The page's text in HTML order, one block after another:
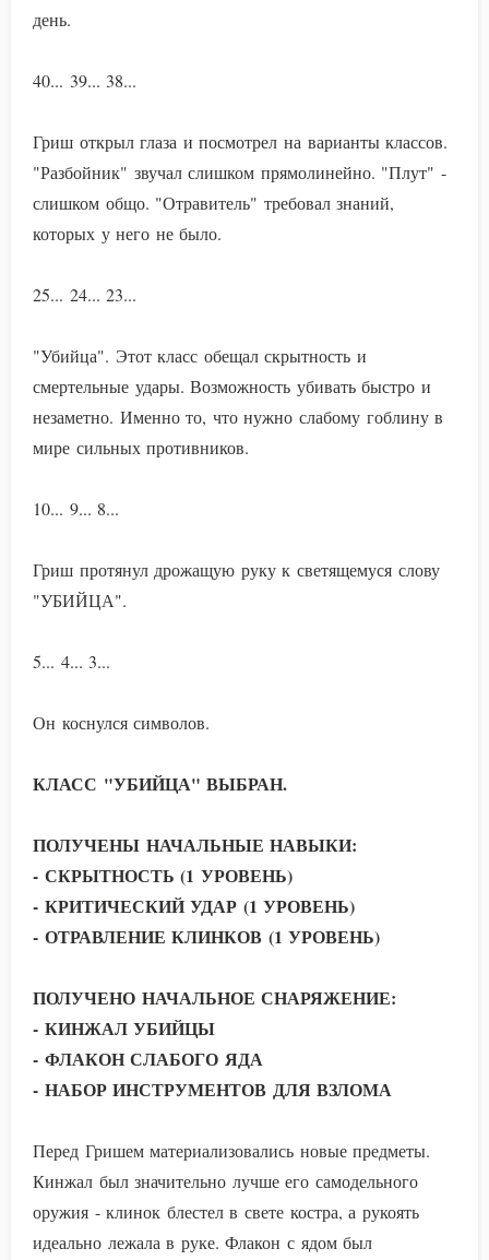
день.
40... 39... 38...
Гриш открыл глаза и посмотрел на варианты классов.
"Разбойник" звучал слишком прямолинейно. "Плут" -
слишком общо. "Отравитель" требовал знаний,
которых у него не было.
25... 24... 23...
"Убийца". Этот класс обещал скрытность и
смертельные удары. Возможность убивать быстро и
незаметно. Именно то, что нужно слабому гоблину в
мире сильных противников.
10... 9... 8...
Гриш протянул дрожащую руку к светящемуся слову
"УБИЙЦА".
5... 4... 3...
Он коснулся символов.
КЛАСС "УБИЙЦА" ВЫБРАН.
ПОЛУЧЕНЫ НАЧАЛЬНЫЕ НАВЫКИ:
- СКРЫТНОСТЬ (1 УРОВЕНЬ)
- КРИТИЧЕСКИЙ УДАР (1 УРОВЕНЬ)
- ОТРАВЛЕНИЕ КЛИНКОВ (1 УРОВЕНЬ)
ПОЛУЧЕНО НАЧАЛЬНОЕ СНАРЯЖЕНИЕ:
- КИНЖАЛ УБИЙЦЫ
- ФЛАКОН СЛАБОГО ЯДА
- НАБОР ИНСТРУМЕНТОВ ДЛЯ ВЗЛОМА
Перед Гришем материализовались новые предметы.
Кинжал был значительно лучше его самодельного
оружия - клинок блестел в свете костра, а рукоять
идеально лежала в руке. Флакон с ядом был